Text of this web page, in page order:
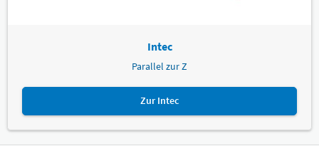
Intec
Parallel zur Z
Zur Intec